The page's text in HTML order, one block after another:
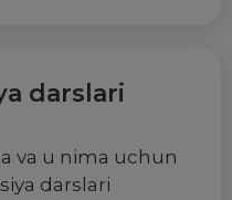
darslari
va u nima uchun
darslari